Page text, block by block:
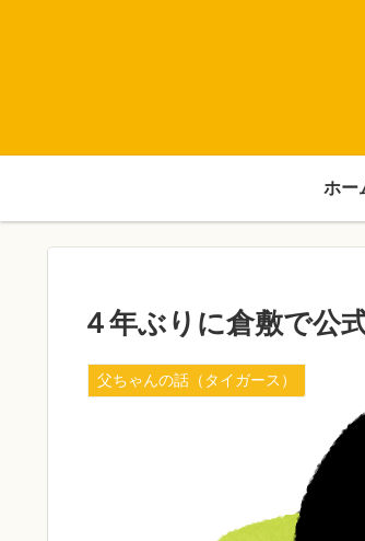
ホー
４年ぶりに倉敷で公
父ちゃんの話（タイガース）